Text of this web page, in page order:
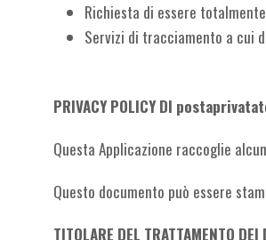
Richiesta di essere
Servizi di tracciamento a cui
PRIVACY POLICY DI
Questa Applicazione raccoglie
Questo documento può essere
TITOLARE DEL TRATTAMENTO DEI